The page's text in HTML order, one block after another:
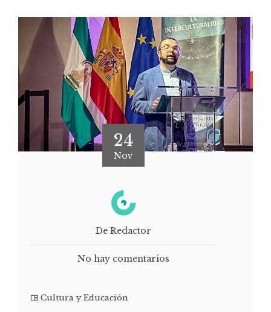
24
Nov
De Redactor
No hay comentarios
Cultura y Educación